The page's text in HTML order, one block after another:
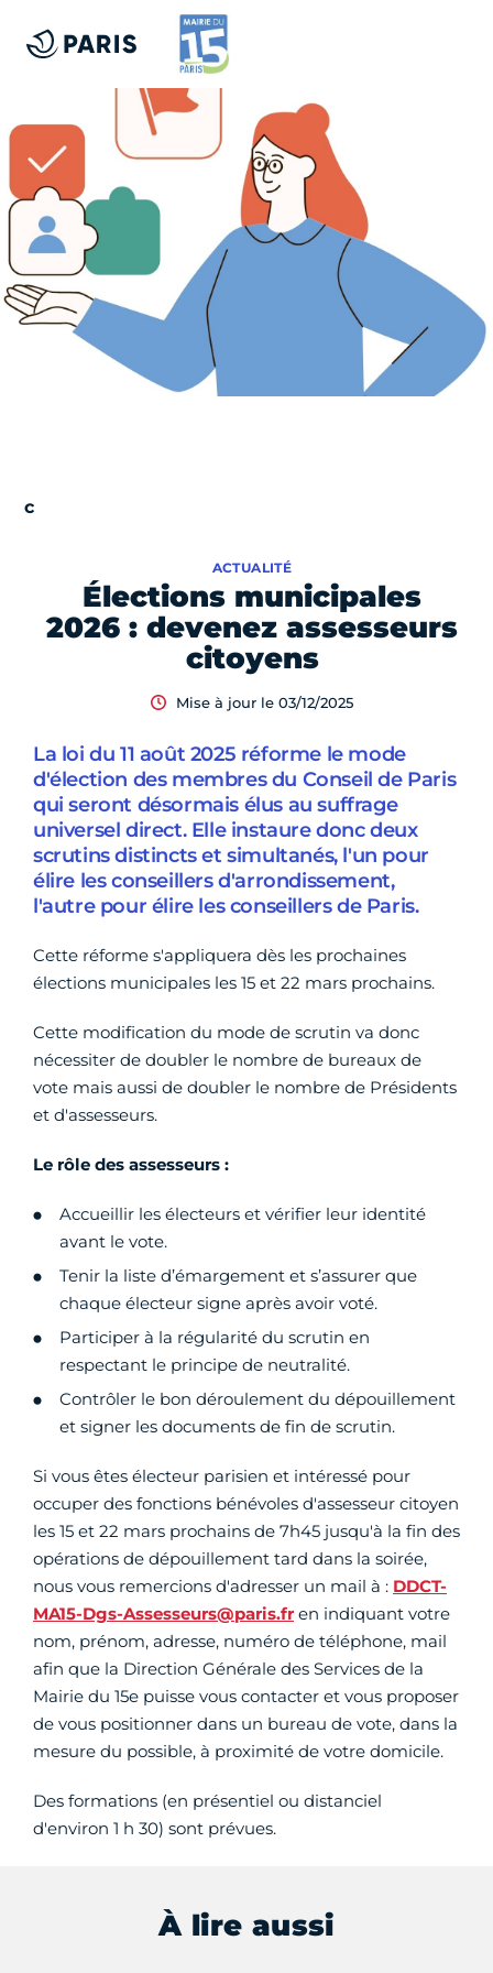
Élections municipales
2026 : devenez assesseurs
citoyens
ACTUALITÉ
Mise à jour le 03/12/2025
La loi du 11 août 2025 réforme le mode
d'élection des membres du Conseil de Paris
qui seront désormais élus au suffrage
universel direct. Elle instaure donc deux
scrutins distincts et simultanés, l'un pour
élire les conseillers d'arrondissement,
l'autre pour élire les conseillers de Paris.
Cette réforme s'appliquera dès les prochaines
élections municipales les 15 et 22 mars prochains.
Cette modification du mode de scrutin va donc
nécessiter de doubler le nombre de bureaux de
vote mais aussi de doubler le nombre de Présidents
et d'assesseurs.
Le rôle des assesseurs :
Accueillir les électeurs et vérifier leur identité
avant le vote.
Tenir la liste d’émargement et s’assurer que
chaque électeur signe après avoir voté.
Participer à la régularité du scrutin en
respectant le principe de neutralité.
Contrôler le bon déroulement du dépouillement
et signer les documents de fin de scrutin.
Si vous êtes électeur parisien et intéressé pour
occuper des fonctions bénévoles d'assesseur citoyen
les 15 et 22 mars prochains de 7h45 jusqu'à la fin des
opérations de dépouillement tard dans la soirée,
nous vous remercions d'adresser un mail à : DDCT-
MA15-Dgs-Assesseurs@paris.fr en indiquant votre
nom, prénom, adresse, numéro de téléphone, mail
afin que la Direction Générale des Services de la
Mairie du 15e puisse vous contacter et vous proposer
de vous positionner dans un bureau de vote, dans la
mesure du possible, à proximité de votre domicile.
Des formations (en présentiel ou distanciel
d'environ 1 h 30) sont prévues.
À lire aussi